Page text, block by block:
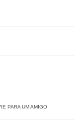
PARA UM AMIGO